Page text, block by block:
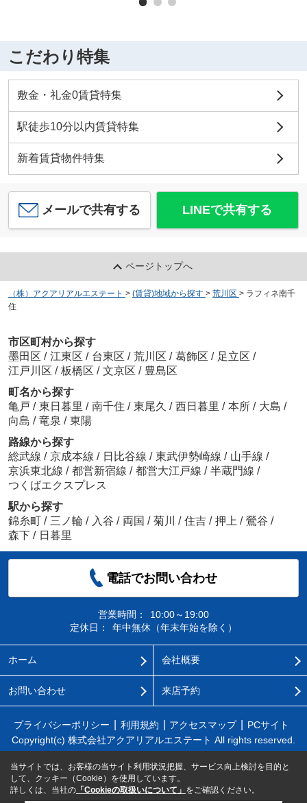
こだわり特集
敷金・礼金0賃貸特集
駅徒歩10分以内賃貸特集
新着賃貸物件特集
メールで共有する LINEで共有する
ページトップへ
（株）アクアリアルエステート > (賃貸)地域から探す > 荒川区 > ラフィネ南千
住
市区町村から探す
墨田区 / 江東区 / 台東区 / 荒川区 / 葛飾区 / 足立区 /
江戸川区 / 板橋区 / 文京区 / 豊島区
町名から探す
亀戸 / 東日暮里 / 南千住 / 東尾久 / 西日暮里 / 本所 / 大島 /
向島 / 竜泉 / 東陽
路線から探す
総武線 / 京成本線 / 日比谷線 / 東武伊勢崎線 / 山手線 /
京浜東北線 / 都営新宿線 / 都営大江戸線 / 半蔵門線 /
つくばエクスプレス
駅から探す
錦糸町 / 三ノ輪 / 入谷 / 両国 / 菊川 / 住吉 / 押上 / 鶯谷 /
森下 / 日暮里
電話でお問い合わせ
営業時間：
10:00～19:00
定休日：
年中無休（年末年始を除く）
ホーム 会社概要
お問い合わせ 来店予約
プライバシーポリシー 利用規約 アクセスマップ
PCサイト
Copyright(c) 株式会社アクアリアルエステート All rights reserved.
当サイトでは、お客様の当サイト利用状況把握、サービス向上検討を目的と
して、クッキー（Cookie）を使用しています。
詳しくは、当社の 「Cookieの取扱いについて」 をご確認ください。